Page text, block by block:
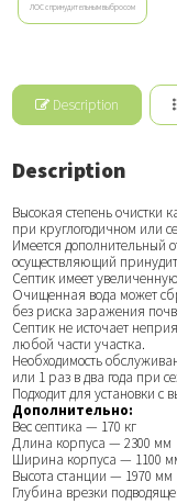
ЛОС с принудительным выбросом
Description
Description
Высокая степень очистки
при круглогодичном или
Имеется дополнительный
осуществляющий
Септик имеет
Очищенная вода может
без риска заражения
Септик не источает
любой части участка.
Необходимость
или 1 раз в два года при
Подходит для установки с
Дополнительно:
Вес септика — 170 кг
Длина корпуса — 2300 мм
Ширина корпуса — 1100
Высота станции — 1970 мм
Глубина врезки